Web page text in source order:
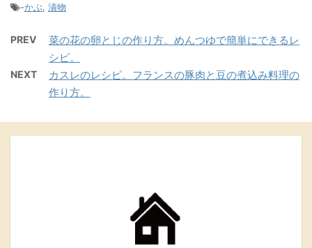
-かぶ, 漬物
PREV
菜の花の卵とじの作り方。めんつゆで簡単にできるレ
シピ。
NEXT
カスレのレシピ。フランスの豚肉と豆の煮込み料理の
作り方。